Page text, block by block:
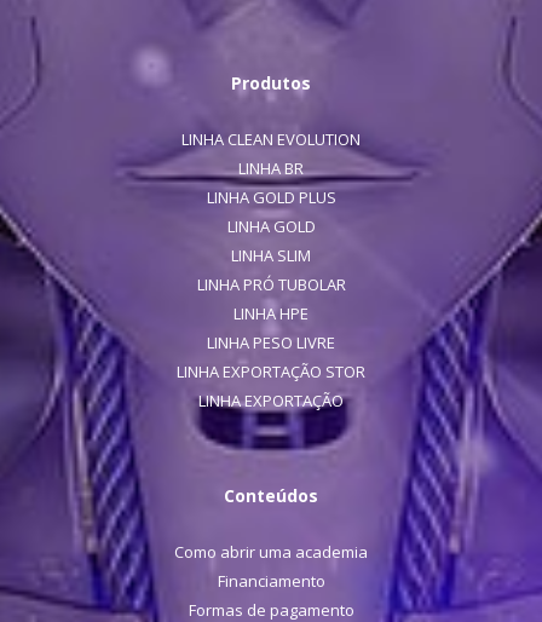
Produtos
LINHA CLEAN EVOLUTION
LINHA BR
LINHA GOLD PLUS
LINHA GOLD
LINHA SLIM
LINHA PRÓ TUBOLAR
LINHA HPE
LINHA PESO LIVRE
LINHA EXPORTAÇÃO STOR
LINHA EXPORTAÇÃO
Conteúdos
Como abrir uma academia
Financiamento
Formas de pagamento